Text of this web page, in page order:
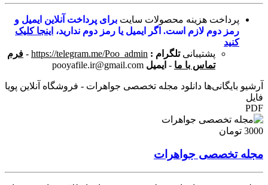
پرداخت هزینه محصولات سایت برای پرداخت آنلاین ایمیل و
رمز دوم لازم است. اگر ایمیل یا رمز دوم ندارید، اینجا کلیک
کنید
پشتیبانی تلگرام : https://telegram.me/Poo_admin
- فرم
تماس با ما - ایمیل pooyafile.ir@gmail.com
آرشیو بایگانی‌ها دانلود مجله تخصصی جواهرات - فروشگاه آنلاین پویا
فایل
PDF
3000 تومان
مجله تخصصی جواهرات